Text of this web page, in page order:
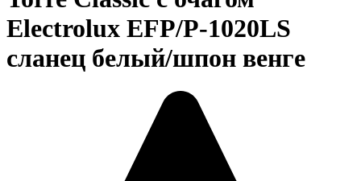
Electrolux EFP/P-1020LS
сланец белый/шпон венге